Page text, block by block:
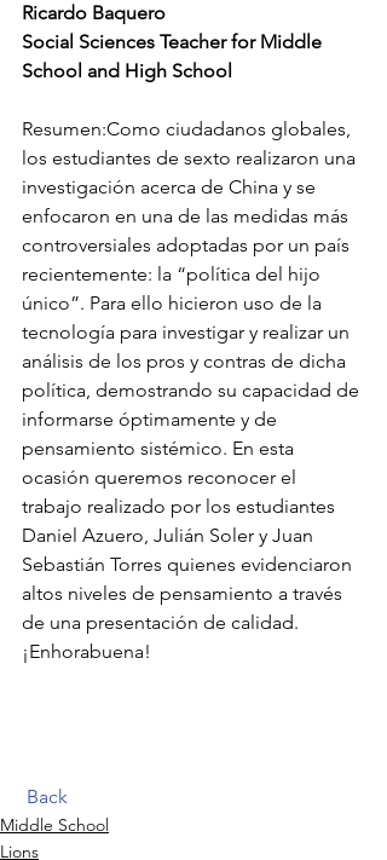
Ricardo Baquero
Social Sciences Teacher for Middle
School and High School
Resumen:Como ciudadanos globales,
los estudiantes de sexto realizaron una
investigación acerca de China y se
enfocaron en una de las medidas más
controversiales adoptadas por un país
recientemente: la “política del hijo
único”. Para ello hicieron uso de la
tecnología para investigar y realizar un
análisis de los pros y contras de dicha
política, demostrando su capacidad de
informarse óptimamente y de
pensamiento sistémico. En esta
ocasión queremos reconocer el
trabajo realizado por los estudiantes
Daniel Azuero, Julián Soler y Juan
Sebastián Torres quienes evidenciaron
altos niveles de pensamiento a través
de una presentación de calidad.
¡Enhorabuena!
Back
Middle School
Lions